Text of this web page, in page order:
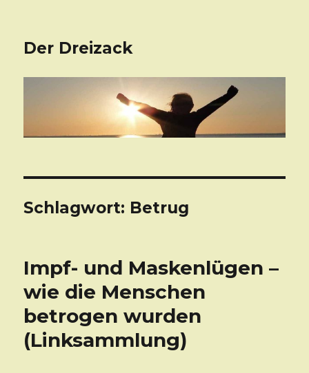
Der Dreizack
Schlagwort: Betrug
Impf- und Maskenlügen –
wie die Menschen
betrogen wurden
(Linksammlung)